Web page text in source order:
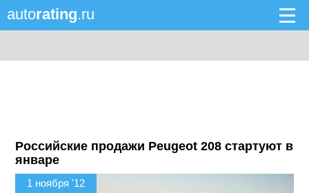
autorating.ru
Российские продажи Peugeot 208 стартуют в
январе
1 ноября '12